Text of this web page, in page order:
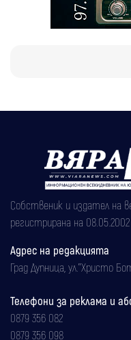
Собственик и издател на
регистрирана на 08.05.2002
Адрес на редакцията
Град Дупница, ул.''Христо
Телефони за реклама и
0879 356 082
0879 356 098